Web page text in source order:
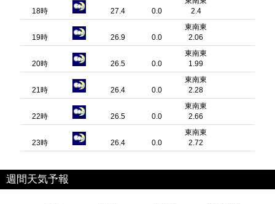
18時 27.4 0.0
2.4
19時 26.9 0.0
東南東
2.06
20時 26.5 0.0
東南東
1.99
21時 26.4 0.0
東南東
2.28
22時 26.5 0.0
東南東
2.66
23時 26.4 0.0
東南東
2.72
週間天気予報